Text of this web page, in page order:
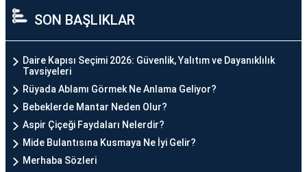
SON BAŞLIKLAR
Daire Kapısı Seçimi 2026: Güvenlik, Yalıtım ve Dayanıklılık
Tavsiyeleri
Rüyada Ablamı Görmek Ne Anlama Geliyor?
Bebeklerde Mantar Neden Olur?
Aspir Çiçeği Faydaları Nelerdir?
Mide Bulantısına Kusmaya Ne İyi Gelir?
Merhaba Sözleri